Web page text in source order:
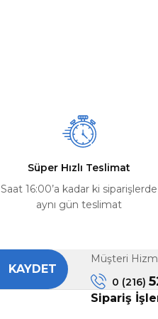
Süper Hızlı Teslimat
Saat 16:00’a kadar ki siparişlerde
aynı gün teslimat
KAYDET
Müşteri
0 (216)
Sipariş